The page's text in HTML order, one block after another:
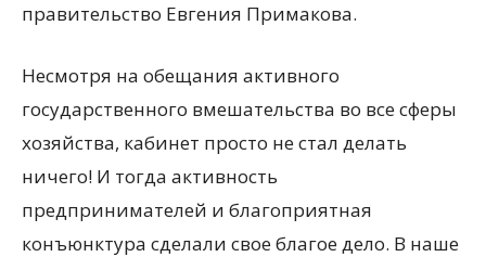
правительство Евгения Примакова.
Несмотря на обещания активного
государственного вмешательства во все сферы
хозяйства, кабинет просто не стал делать
ничего! И тогда активность
предпринимателей и благоприятная
конъюнктура сделали свое благое дело. В наше